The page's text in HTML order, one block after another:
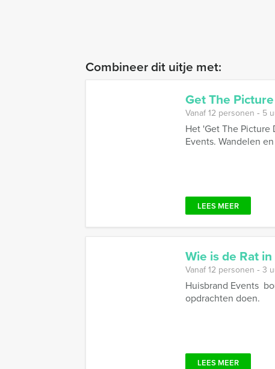
Combineer dit uitje met:
Get The Picture
Vanaf 12 personen ‐ 5
Het 'Get The Picture
Events. Wandelen
LEES MEER
Wie is de Rat in
Vanaf 12 personen ‐ 3
Huisbrand Events
opdrachten doen.
LEES MEER